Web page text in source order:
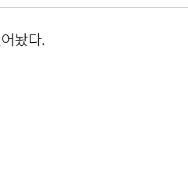
놨다.